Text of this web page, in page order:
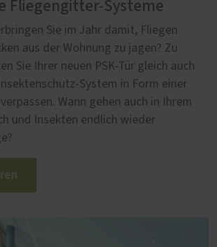
Fliegengitter-Systeme
Sie im Jahr damit, Fliegen
aus der Wohnung zu jagen? Zu
Sie Ihrer neuen PSK-Tür gleich auch
System in Form einer
Wann gehen auch in Ihrem
und Insekten endlich wieder